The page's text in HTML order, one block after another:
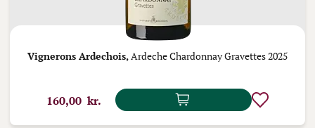
Vignerons Ardechois, Ardeche Chardonnay Gravettes 2025
160,00 kr.